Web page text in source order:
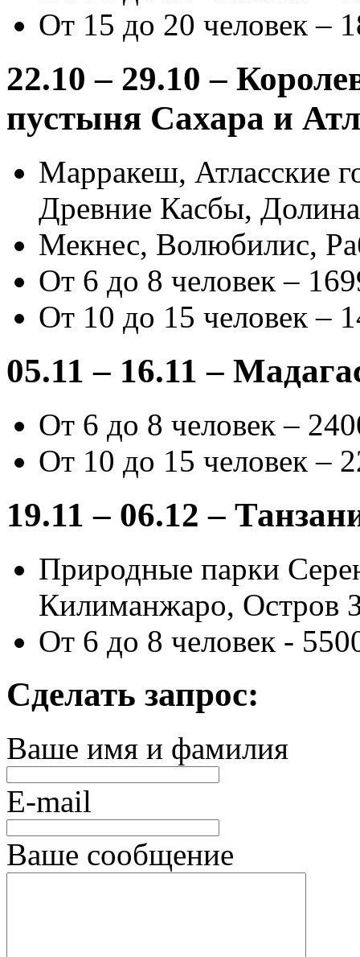
От 15 до 20 человек –
22.10 – 29.10 –
пустыня Сахара и
Марракеш, Атласские
Древние Касбы,
Мекнес, Волюбилис,
От 6 до 8 человек –
От 10 до 15 человек –
05.11 – 16.11 –
От 6 до 8 человек –
От 10 до 15 человек –
19.11 – 06.12 –
Природные парки
Килиманжаро, Остров
От 6 до 8 человек -
Сделать запрос:
Ваше имя и фамилия
E-mail
Ваше сообщение